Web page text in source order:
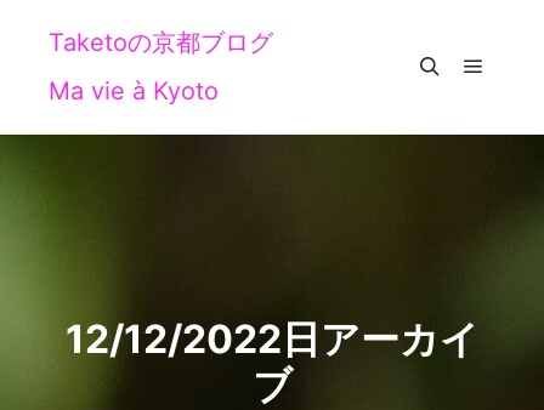
Taketoの京都ブログ
Ma vie à Kyoto
12/12/2022日アーカイ
ブ